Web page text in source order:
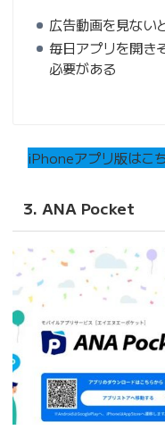
広告動画を見ない
毎日アプリを開き
必要がある
iPhoneアプリ版はこ
3. ANA Pocket